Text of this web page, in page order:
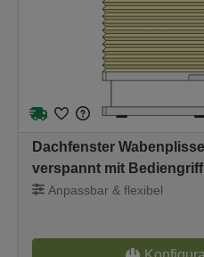
Dachfenster
verspannt mit Bediengriff
Anpassbar & flexibel